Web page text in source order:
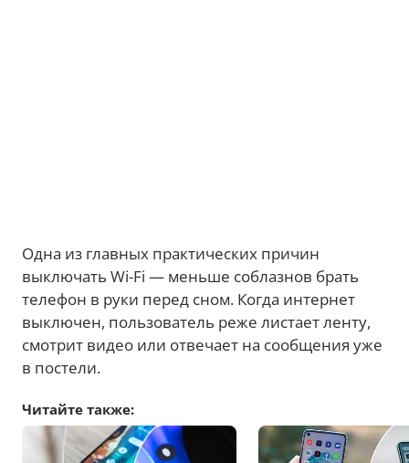
Одна из главных практических причин
выключать Wi-Fi — меньше соблазнов брать
телефон в руки перед сном. Когда интернет
выключен, пользователь реже листает ленту,
смотрит видео или отвечает на сообщения уже
в постели.
Читайте также: